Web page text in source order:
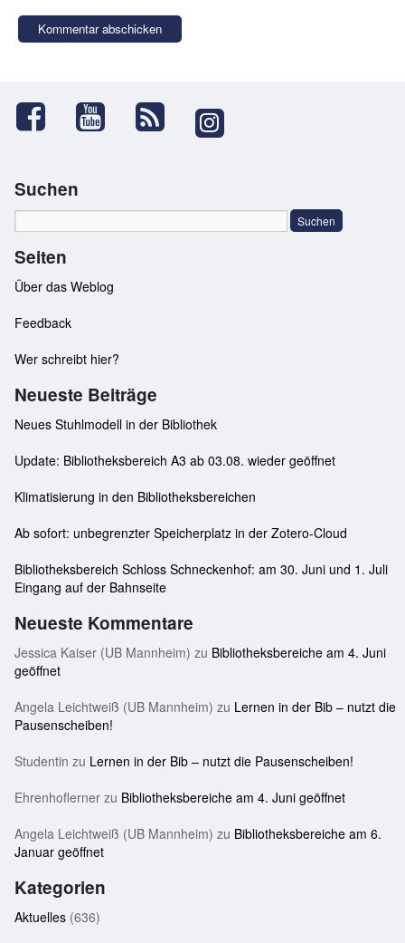
Suchen
Seiten
Über das Weblog
Feedback
Wer schreibt hier?
Neueste Beiträge
Neues Stuhlmodell in der Bibliothek
Update: Bibliotheksbereich A3 ab 03.08. wieder geöffnet
Klimatisierung in den Bibliotheksbereichen
Ab sofort: unbegrenzter Speicherplatz in der Zotero-Cloud
Bibliotheksbereich Schloss Schneckenhof: am 30. Juni und 1. Juli
Eingang auf der Bahnseite
Neueste Kommentare
Jessica Kaiser (UB Mannheim) zu Bibliotheksbereiche am 4. Juni
geöffnet
Angela Leichtweiß (UB Mannheim) zu Lernen in der Bib – nutzt die
Pausenscheiben!
Studentin zu Lernen in der Bib – nutzt die Pausenscheiben!
Ehrenhoflerner zu Bibliotheksbereiche am 4. Juni geöffnet
Angela Leichtweiß (UB Mannheim) zu Bibliotheksbereiche am 6.
Januar geöffnet
Kategorien
Aktuelles (636)